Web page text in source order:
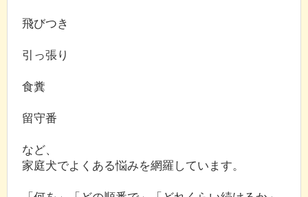
飛びつき
引っ張り
食糞
留守番
など、
家庭犬でよくある悩みを網羅しています。